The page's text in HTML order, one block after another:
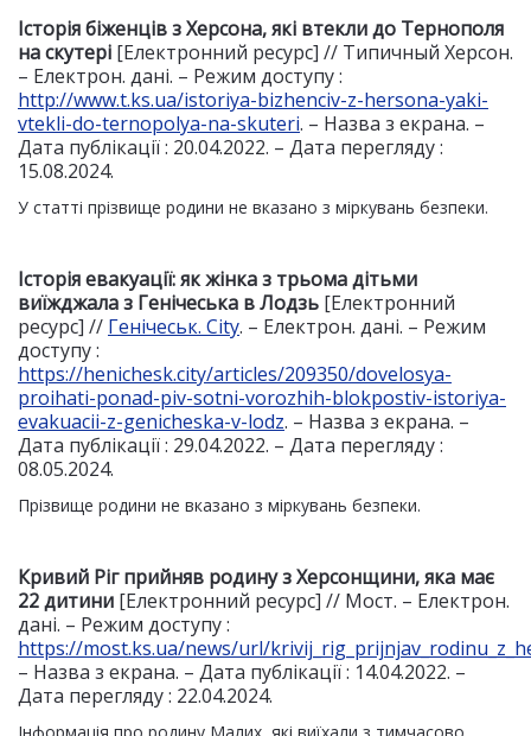
Історія біженців з Херсона, які втекли до Тернополя
на скутері [Електронний ресурс] // Типичный Херсон.
– Електрон. дані. – Режим доступу :
http://www.t.ks.ua/istoriya-bizhenciv-z-hersona-yaki-
vtekli-do-ternopolya-na-skuteri. – Назва з екрана. –
Дата публікації : 20.04.2022. – Дата перегляду :
15.08.2024.
У статті прізвище родини не вказано з міркувань безпеки.
Історія евакуації: як жінка з трьома дітьми
виїжджала з Генічеська в Лодзь [Електронний
ресурс] // Генічеськ. City. – Електрон. дані. – Режим
доступу :
https://henichesk.city/articles/209350/dovelosya-
proihati-ponad-piv-sotni-vorozhih-blokpostiv-istoriya-
evakuacii-z-genicheska-v-lodz. – Назва з екрана. –
Дата публікації : 29.04.2022. – Дата перегляду :
08.05.2024.
Прізвище родини не вказано з міркувань безпеки.
Кривий Ріг прийняв родину з Херсонщини, яка має
22 дитини [Електронний ресурс] // Мост. – Електрон.
дані. – Режим доступу :
https://most.ks.ua/news/url/
– Назва з екрана. – Дата публікації : 14.04.2022. –
Дата перегляду : 22.04.2024.